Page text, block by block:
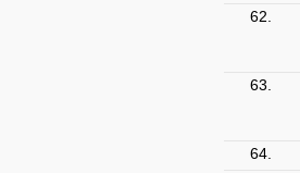
62.
63.
64.